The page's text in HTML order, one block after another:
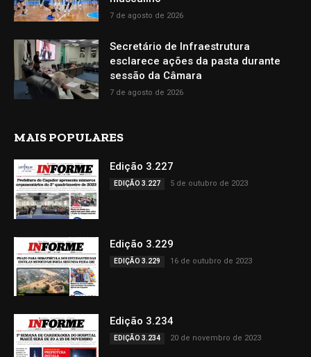
7 de agosto de 2026
Secretário de Infraestrutura
esclarece ações da pasta durante
sessão da Câmara
7 de agosto de 2026
MAIS POPULARES
Edição 3.227
EDIÇÃO 3.227 5 de outubro de 2023
Edição 3.229
EDIÇÃO 3.229 16 de outubro de 2023
Edição 3.234
EDIÇÃO 3.234 20 de novembro de 2023